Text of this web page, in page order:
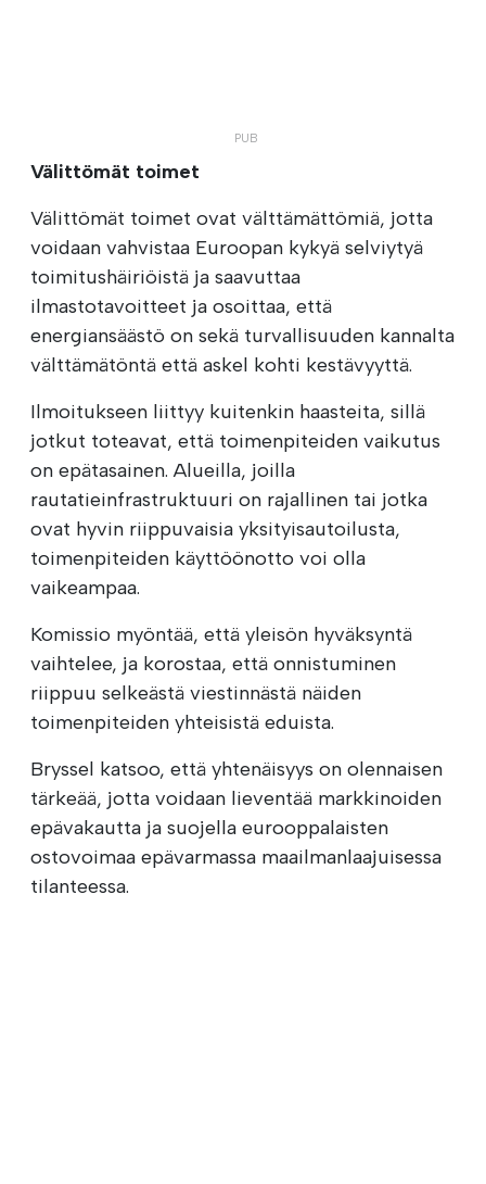
Välittömät toimet
Välittömät toimet ovat välttämättömiä, jotta
voidaan vahvistaa Euroopan kykyä selviytyä
toimitushäiriöistä ja saavuttaa
ilmastotavoitteet ja osoittaa, että
energiansäästö on sekä turvallisuuden kannalta
välttämätöntä että askel kohti kestävyyttä.
Ilmoitukseen liittyy kuitenkin haasteita, sillä
jotkut toteavat, että toimenpiteiden vaikutus
on epätasainen. Alueilla, joilla
rautatieinfrastruktuuri on rajallinen tai jotka
ovat hyvin riippuvaisia yksityisautoilusta,
toimenpiteiden käyttöönotto voi olla
vaikeampaa.
Komissio myöntää, että yleisön hyväksyntä
vaihtelee, ja korostaa, että onnistuminen
riippuu selkeästä viestinnästä näiden
toimenpiteiden yhteisistä eduista.
Bryssel katsoo, että yhtenäisyys on olennaisen
tärkeää, jotta voidaan lieventää markkinoiden
epävakautta ja suojella eurooppalaisten
ostovoimaa epävarmassa maailmanlaajuisessa
tilanteessa.